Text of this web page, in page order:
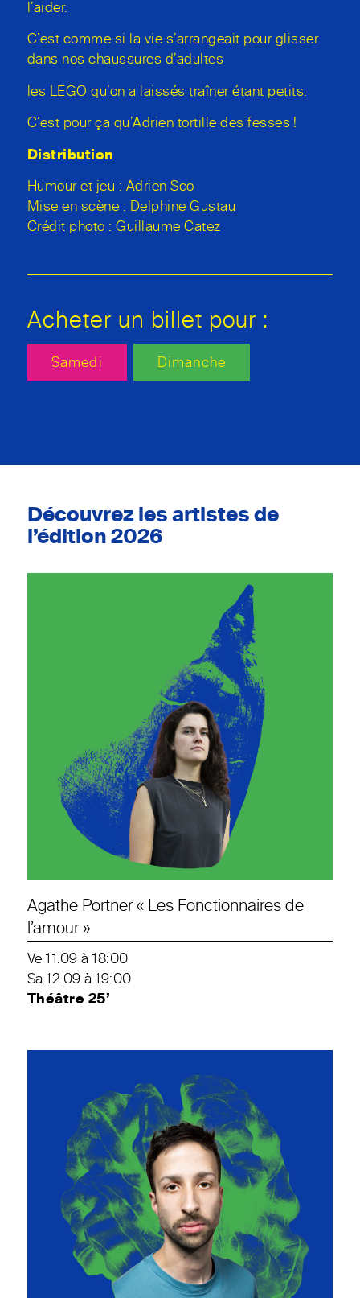
l’aider.
C’est comme si la vie s’arrangeait pour glisser
dans nos chaussures d’adultes
les LEGO qu’on a laissés traîner étant petits.
C’est pour ça qu’Adrien tortille des fesses !
Distribution
Humour et jeu : Adrien Sco
Mise en scène : Delphine Gustau
Crédit photo : Guillaume Catez
Acheter un billet pour :
Samedi Dimanche
Découvrez les artistes de
l’édition 2026
Agathe Portner « Les Fonctionnaires de
l’amour »
Ve 11.09 à 18:00
Sa 12.09 à 19:00
Théâtre 25’